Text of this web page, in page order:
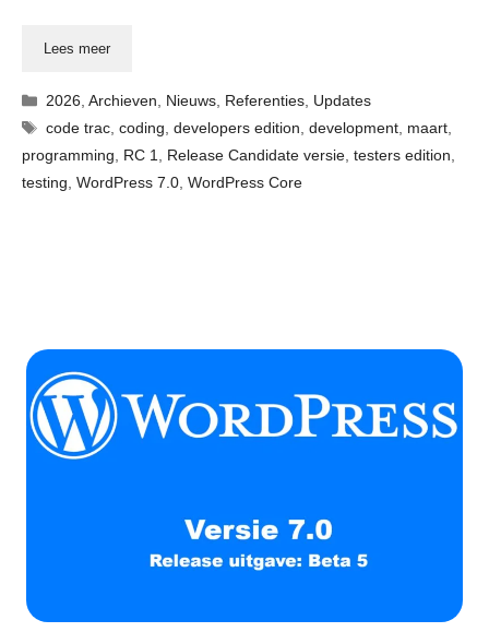
Lees meer
Categorieën
2026,Archieven, Nieuws, Referenties, Updates
Tags
code trac,coding,developers edition,development, maart,
programming, RC 1, Release Candidate versie, testers edition,
testing, WordPress 7.0, WordPress Core